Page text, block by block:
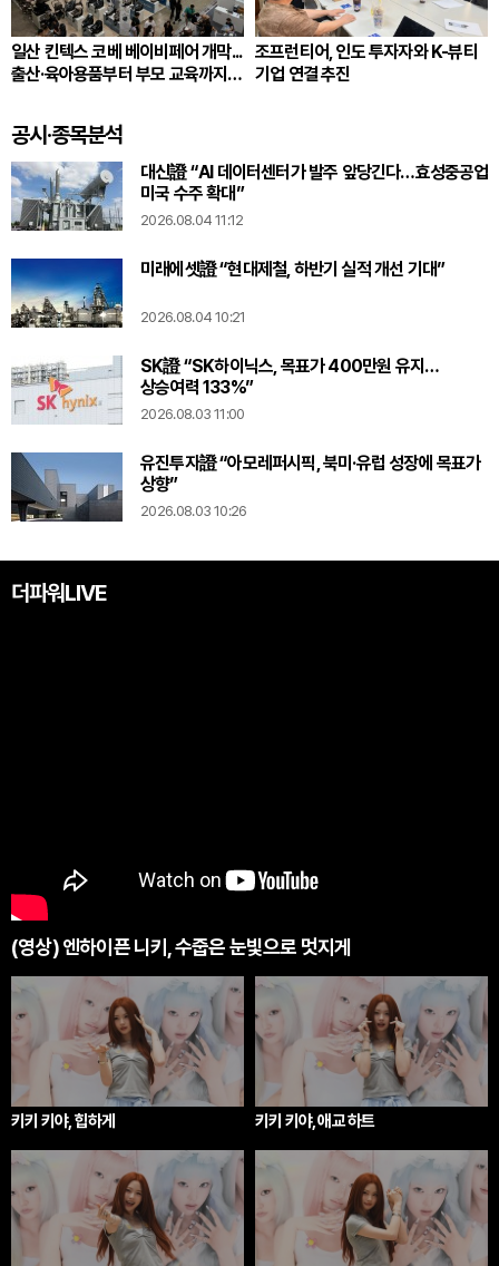
일산 킨텍스 코베 베이비페어 개막...
출산·육아용품부터 부모 교육까지
조프런티어, 인도 투자자와 K-뷰티
기업 연결 추진
공시·종목분석
대신證 “AI 데이터센터가 발주 앞당긴다…효성중공업
미국 수주 확대”
2026.08.04 11:12
미래에셋證 “현대제철, 하반기 실적 개선 기대”
2026.08.04 10:21
SK證 “SK하이닉스, 목표가 400만원 유지…
상승여력 133%”
2026.08.03 11:00
유진투자證 “아모레퍼시픽, 북미·유럽 성장에 목표가
상향”
2026.08.03 10:26
더파워LIVE
(영상) 엔하이픈 니키, 수줍은 눈빛으로 멋지게
키키 키야, 힙하게 키키 키야, 애교 하트